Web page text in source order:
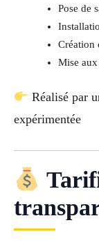
Pose de
Création
Mise
Réalisé par
expérimentée